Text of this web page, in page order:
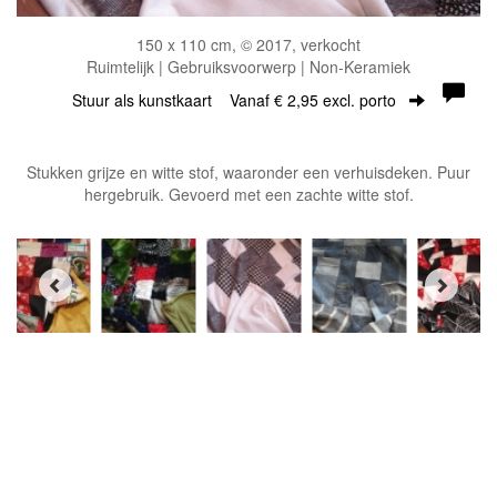
150 x 110 cm, © 2017, verkocht
Ruimtelijk | Gebruiksvoorwerp | Non-Keramiek
Stuur als kunstkaart Vanaf € 2,95 excl. porto
Stukken grijze en witte stof, waaronder een verhuisdeken. Puur
hergebruik. Gevoerd met een zachte witte stof.